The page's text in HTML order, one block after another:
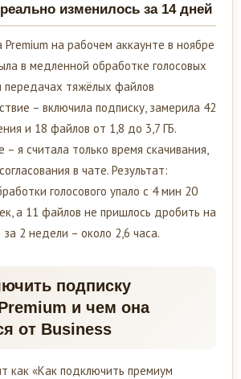
изменилось за 14 дней
Premium на рабочем аккаунте в ноябре
в медленной обработке голосовых
передачах тяжёлых файлов
– включила подписку, замерила 42
и 18 файлов от 1,8 до 3,7 ГБ.
я считала только время скачивания,
в чате. Результат:
голосового упало с 4 мин 20
а 11 файлов не пришлось дробить на
2 недели – около 2,6 часа.
подписку
и чем она
от Business
как «Как подключить премиум